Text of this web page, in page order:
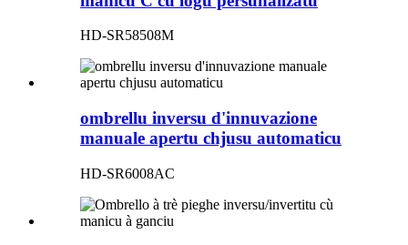
HD-SR58508M
ombrellu inversu d'innuvazione
manuale apertu chjusu automaticu
HD-SR6008AC